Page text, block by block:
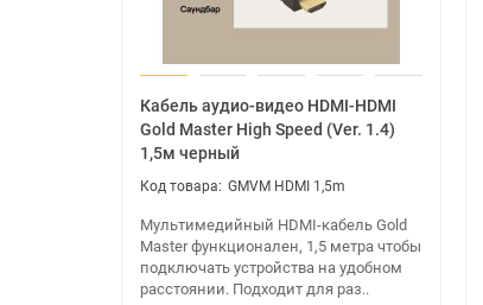
Кабель аудио-видео HDMI-HDMI
Gold Master High Speed (Ver. 1.4)
1,5м черный
GMVM HDMI 1,5m
Мультимедийный HDMI-кабель Gold
Master функционален, 1,5 метра чтобы
подключать устройства на удобном
расстоянии. Подходит для раз..